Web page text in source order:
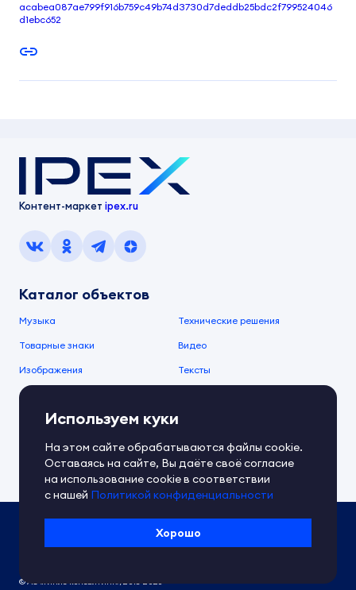
acabea087ae799f916b759c49b74d3730d7deddb25bdc2f799524046
d1ebc652
Контент-маркет ipex.ru
Каталог объектов
Музыка Технические решения
Товарные знаки Видео
Изображения Тексты
О компании
О сервисе
Документы IPEX Справочный центр
Контакты Обратная связь
© АО «Гимле консалтинг», 2018-2026
Политика IPEX по обработке ПД
Условия использования платформы
Используем куки
На этом сайте обрабатываются файлы cookie.
Оставаясь на сайте, Вы даёте своё согласие
на использование cookie в соответствии
с нашей Политикой конфиденциальности
Хорошо